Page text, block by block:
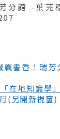
分館 -葉芫
飄書香！瑞芳
在地知識學
(另開新視窗)